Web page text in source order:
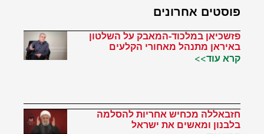
פוסטים אחרונים
פזשכיאן במלכוד-המאבק על השלטון
באיראן מתנהל מאחורי הקלעים
קרא עוד>>
חזבאללה מכחיש אחריות להסלמה
בלבנון ומאשים את ישראל